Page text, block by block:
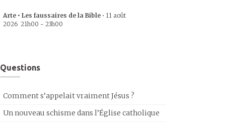
Arte • Les faussaires de la Bible • 11 août
2026 21h00 - 23h00
Questions
Comment s’appelait vraiment Jésus ?
Un nouveau schisme dans l’Église catholique